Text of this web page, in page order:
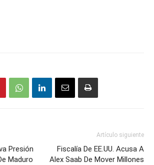
Presión
Maduro
Artículo siguiente
Fiscalía De EE.UU. Acusa A
Alex Saab De Mover Millones